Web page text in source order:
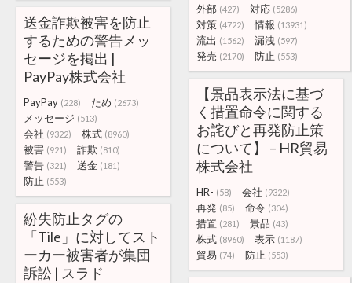
外部 (427) 対応 (5286)
対策 (4722) 情報 (13931)
流出 (1562) 漏洩 (597)
発売 (2170) 防止 (553)
送金詐欺被害を防止
するための警告メッ
セージを掲出 |
PayPay株式会社
PayPay (228) ため (2673)
メッセージ (513)
会社 (9322) 株式 (8960)
被害 (921) 詐欺 (810)
警告 (321) 送金 (181)
防止 (553)
【景品表示法に基づ
く措置命令に関する
お詫びと再発防止策
について】 – HR貿易
株式会社
HR- (58) 会社 (9322)
再発 (85) 命令 (304)
措置 (281) 景品 (43)
株式 (8960) 表示 (1187)
貿易 (74) 防止 (553)
紛失防止タグの
「Tile」に対してスト
ーカー被害者が集団
訴訟 | スラド